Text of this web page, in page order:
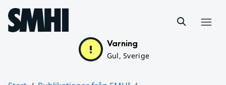
Hoppa till sidans innehåll
Varning
Gul, Sverige